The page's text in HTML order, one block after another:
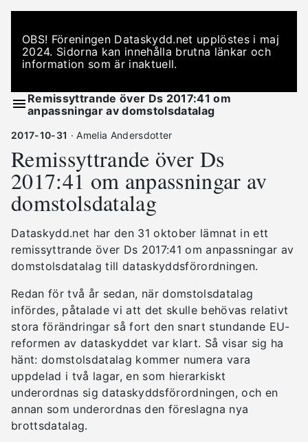
OBS! Föreningen Dataskydd.net upplöstes i maj
2024. Sidorna kan innehålla brutna länkar och
information som är inaktuell.
Remissyttrande över Ds 2017:41 om
anpassningar av domstolsdatalag
2017-10-31 · Amelia Andersdotter
Remissyttrande över Ds
2017:41 om anpassningar av
domstolsdatalag
Dataskydd.net har den 31 oktober lämnat in ett
remissyttrande över Ds 2017:41 om anpassningar av
domstolsdatalag till dataskyddsförordningen.
Redan för två år sedan, när domstolsdatalag
infördes, påtalade vi att det skulle behövas relativt
stora förändringar så fort den snart stundande EU-
reformen av dataskyddet var klart. Så visar sig ha
hänt: domstolsdatalag kommer numera vara
uppdelad i två lagar, en som hierarkiskt
underordnas sig dataskyddsförordningen, och en
annan som underordnas den föreslagna nya
brottsdatalag.